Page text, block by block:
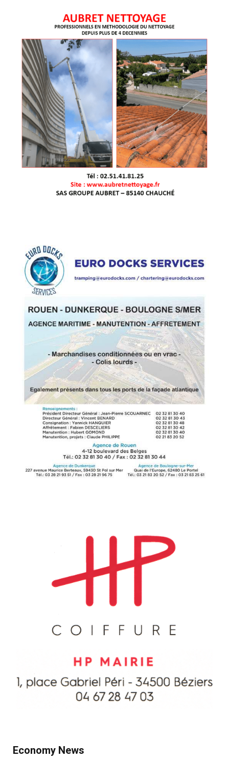
Economy News